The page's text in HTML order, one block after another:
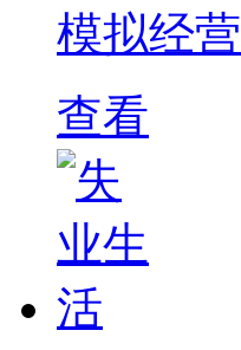
模拟经营
查看